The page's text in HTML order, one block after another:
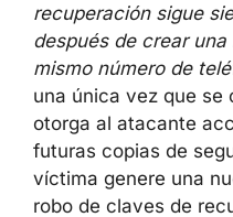
recuperación sigue
después de crear
mismo número de
una única vez que se
otorga al atacante
futuras copias de
víctima genere una
robo de claves de